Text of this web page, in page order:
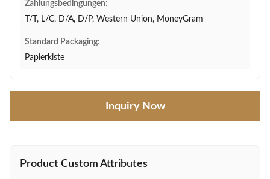
Zahlungsbedingungen:
T/T, L/C, D/A, D/P, Western Union, MoneyGram
Standard Packaging:
Papierkiste
Inquiry Now
Product Custom Attributes